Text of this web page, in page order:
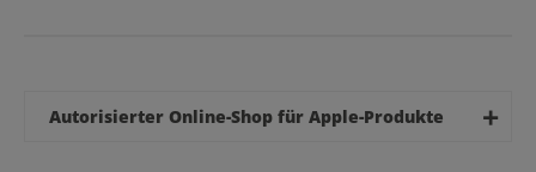
Autorisierter Online-Shop für Apple-Produkte +